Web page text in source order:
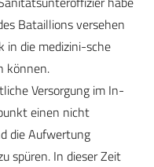
Bataillions versehen
in die medizini-sche
können.
Versorgung im In-
einen nicht
die Aufwertung
spüren. In dieser Zeit